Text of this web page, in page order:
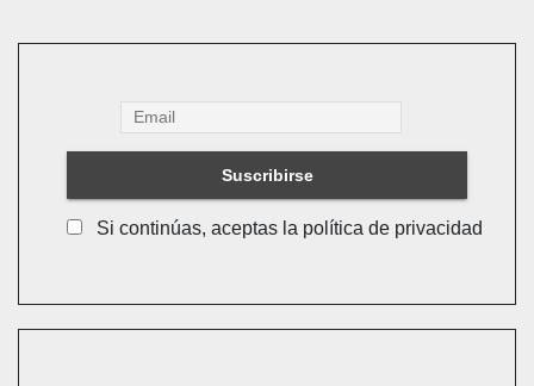
Si continúas, aceptas la política de privacidad